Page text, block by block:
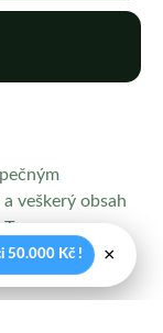
veškerý obsah
Terms
50.000 Kč ! ×